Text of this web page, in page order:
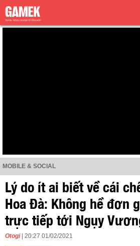
MOBILE & SOCIAL
Lý do ít ai biết về cái
Hoa Đà: Không hề đơn
trực tiếp tới Ngụy
Otogi | 20:27 01/02/2021